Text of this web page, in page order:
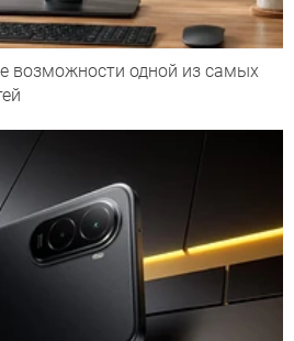
возможности одной из самых